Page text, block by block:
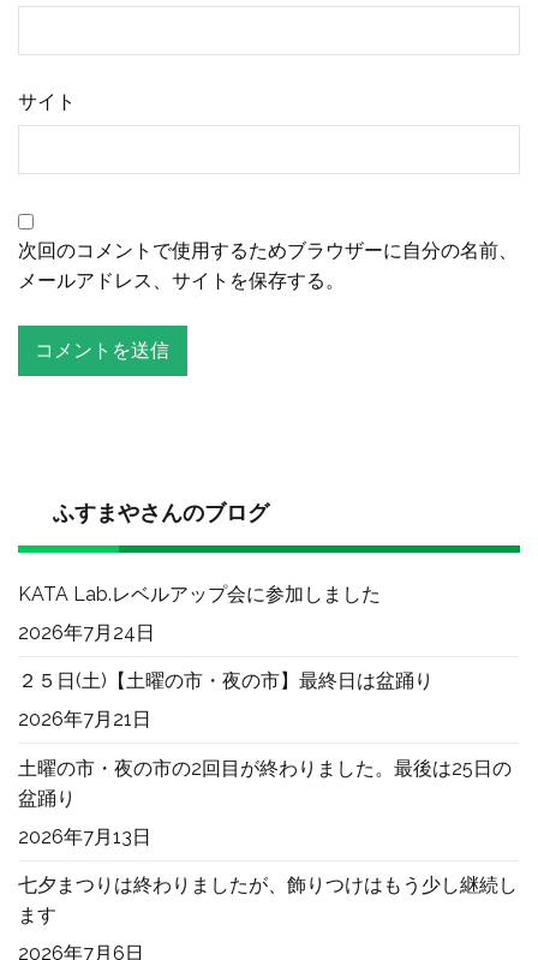
サイト
次回のコメントで使用するためブラウザーに自分の名前、
メールアドレス、サイトを保存する。
ふすまやさんのブログ
KATA Lab.レベルアップ会に参加しました
2026年7月24日
２５日(土)【土曜の市・夜の市】最終日は盆踊り
2026年7月21日
土曜の市・夜の市の2回目が終わりました。最後は25日の
盆踊り
2026年7月13日
七夕まつりは終わりましたが、飾りつけはもう少し継続し
ます
2026年7月6日